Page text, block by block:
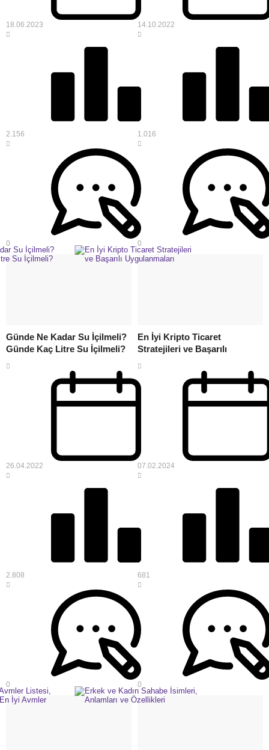
18.06.2023
2.156
0
14.10.2022
1.016
0
Günde Ne Kadar Su İçilmeli?
Günde Kaç Litre Su İçilmeli?
26.04.2022
2.808
0
En İyi Kripto Ticaret
Stratejileri ve Başarılı
07.02.2024
681
0